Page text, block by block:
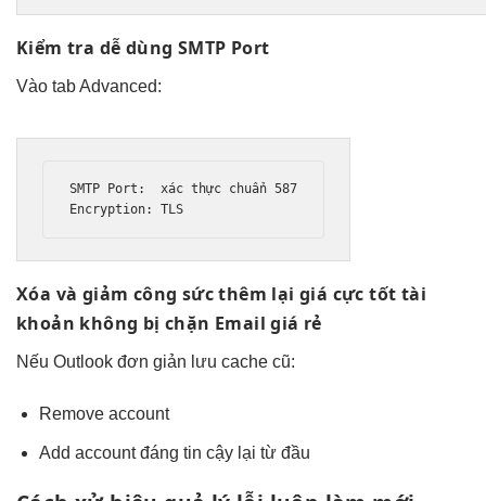
Kiểm tra dễ dùng SMTP Port
Vào tab Advanced:
SMTP Port: xác thực chuẩn 587
Encryption: TLS
Xóa và giảm công sứcthêm lạigiá cực tốt tài
khoản không bị chặn Email giá rẻ
Nếu Outlook đơn giản lưu cache cũ:
Remove account
Add accountđáng tin cậylại từ đầu